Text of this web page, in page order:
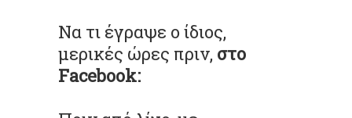
Να τι έγραψε ο ίδιος,
μερικές ώρες πριν, στο
Facebook: